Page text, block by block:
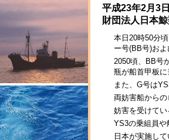
平成23年2月3日
財団法人日本
本日20時50分
ー号(BB号)およ
2050頃、BB号
瓶が船首甲板に
また、G号は
両妨害船からの
妨害を受けて
YS3の乗組員や
日本が実施し